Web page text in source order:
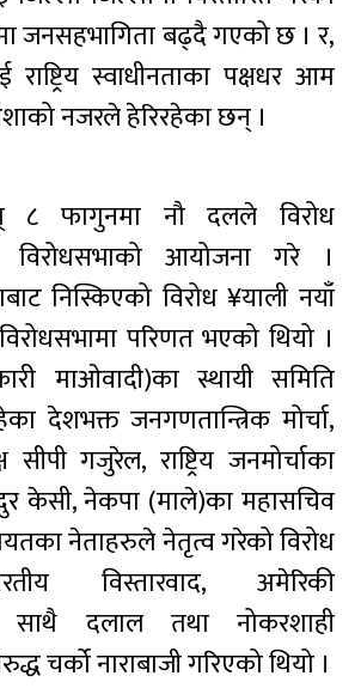
जनसहभागिता बढ्दै गएको छ । र,
स्वाधीनताका पक्षधर आम
नजरले हेरिरहेका छन् ।
८ फागुनमा नौ दलले विरोध
विरोधसभाको आयोजना गरे ।
निस्किएको विरोध ¥याली नयाँ
परिणत भएको थियो ।
माओवादी)का स्थायी समिति
देशभक्त जनगणतान्त्रिक मोर्चा,
गजुरेल, राष्ट्रिय जनमोर्चाका
केसी, नेकपा (माले)का महासचिव
नेताहरुले नेतृत्व गरेको विरोध
विस्तारवाद, अमेरिकी
साथै दलाल तथा नोकरशाही
चर्को नाराबाजी गरिएको थियो ।